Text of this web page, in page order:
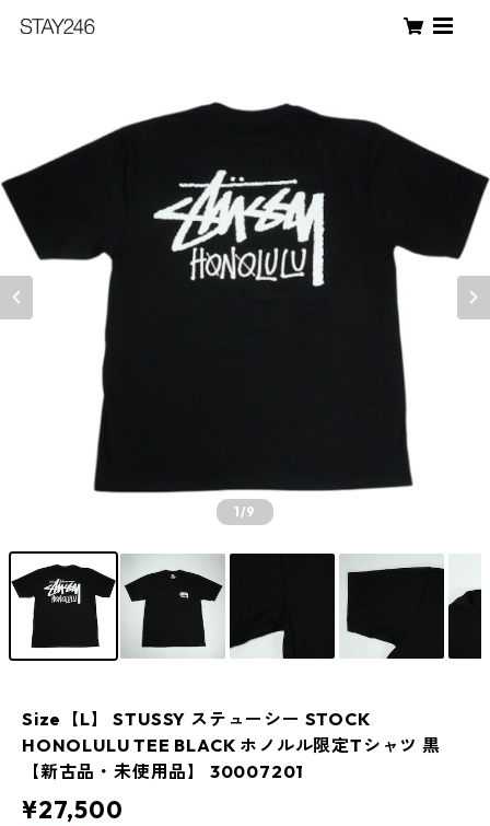
1/9
Size【L】 STUSSY ステューシー STOCK
HONOLULU TEE BLACK ホノルル限定Tシャツ 黒
【新古品・未使用品】 30007201
¥27,500